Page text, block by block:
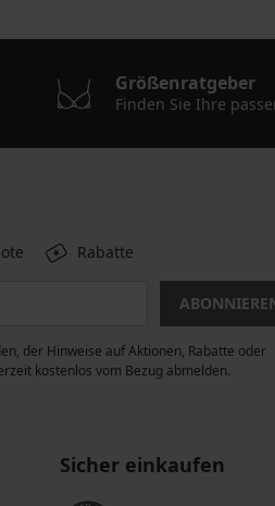
Größenratgeber
Finden Sie Ihre
Rabatte
der Hinweise auf Aktionen, Rabatte oder
kostenlos vom Bezug abmelden.
Sicher einkaufen